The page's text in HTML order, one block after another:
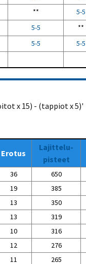
** 5-5
5-5 **
5-5 5-5
x 15) - (tappiot x 5)'
Erotus
Lajittelu-
pisteet
36 650
19 385
13 350
13 319
10 316
12 276
11 265